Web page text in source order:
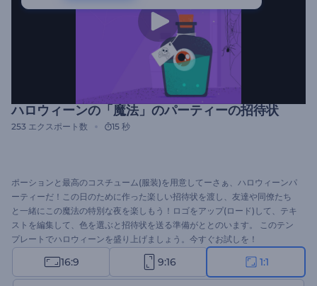
ハロウィーンの「魔法」のパーティーの招待状
253 エクスポート数 15 秒
ポーションと最高のコスチューム(服装)を用意してーさぁ、ハロウィーンパ
ーティーだ！この日のために作った楽しい招待状を渡し、友達や同僚たち
と一緒にこの魔法の特別な夜を楽しもう！ロゴをアップ(ロード)して、テキ
ストを編集して、色を選ぶと招待状を送る準備がととのいます。 このテン
プレートでハロウィーンを盛り上げましょう。今すぐお試しを！
16:9 9:16 1:1